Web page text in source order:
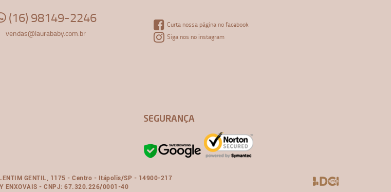
(16) 98149-2246
vendas@laurababy.com.br
Curta nossa página no facebook
Siga nos no instagram
SEGURANÇA
GENTIL, 1175 - Centro - Itápolis/SP - 14900-217
ENXOVAIS - CNPJ: 67.320.226/0001-40